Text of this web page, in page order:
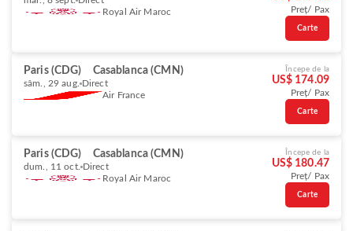
Royal Air Maroc
Preț/ Pax
Carte
Paris (CDG) Casablanca (CMN)
sâm., 29 aug. Direct
Air France
Începe de la
US$ 174.09
Preț/ Pax
Carte
Paris (CDG) Casablanca (CMN)
dum., 11 oct. Direct
Royal Air Maroc
Începe de la
US$ 180.47
Preț/ Pax
Carte